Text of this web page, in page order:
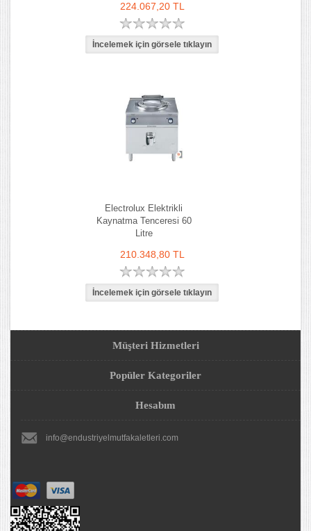
224.067,20 TL
Electrolux Elektrikli
Kaynatma Tenceresi 60
Litre
210.348,80 TL
Müşteri Hizmetleri
Popüler Kategoriler
Hesabım
info@endustriyelmutfakaletleri.com